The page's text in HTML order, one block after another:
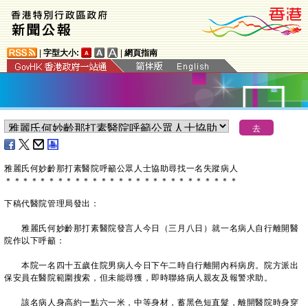
字型大小: 網頁指南
雅麗氏何妙齡那打素醫院呼籲公眾人士協助尋找一名失蹤病人
＊ ＊ ＊ ＊ ＊ ＊ ＊ ＊ ＊ ＊ ＊ ＊ ＊ ＊ ＊ ＊ ＊ ＊ ＊ ＊ ＊ ＊ ＊ ＊ ＊ ＊ ＊
下稿代醫院管理局發出：
雅麗氏何妙齡那打素醫院發言人今日（三月八日）就一名病人自行離開醫
院作以下呼籲：
本院一名四十五歲住院男病人今日下午二時自行離開內科病房。院方派出
保安員在醫院範圍搜索，但未能尋獲，即時聯絡病人親友及報警求助。
該名病人身高約一點六一米，中等身材，蓄黑色短直髮，離開醫院時身穿